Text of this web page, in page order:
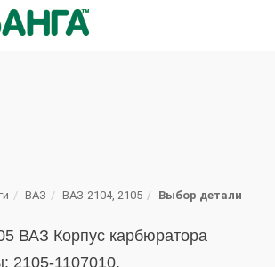
ВАЗ ВАЗ-2104, 2105 Выбор детали
ВАЗ Корпус карбюратора
2105-1107010,